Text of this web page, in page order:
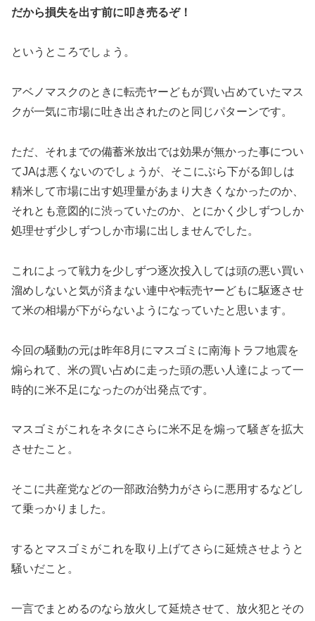
だから損失を出す前に叩き売るぞ！
というところでしょう。
アベノマスクのときに転売ヤーどもが買い占めていたマス
クが一気に市場に吐き出されたのと同じパターンです。
ただ、それまでの備蓄米放出では効果が無かった事につい
てJAは悪くないのでしょうが、そこにぶら下がる卸しは
精米して市場に出す処理量があまり大きくなかったのか、
それとも意図的に渋っていたのか、とにかく少しずつしか
処理せず少しずつしか市場に出しませんでした。
これによって戦力を少しずつ逐次投入しては頭の悪い買い
溜めしないと気が済まない連中や転売ヤーどもに駆逐させ
て米の相場が下がらないようになっていたと思います。
今回の騒動の元は昨年8月にマスゴミに南海トラフ地震を
煽られて、米の買い占めに走った頭の悪い人達によって一
時的に米不足になったのが出発点です。
マスゴミがこれをネタにさらに米不足を煽って騒ぎを拡大
させたこと。
そこに共産党などの一部政治勢力がさらに悪用するなどし
て乗っかりました。
するとマスゴミがこれを取り上げてさらに延焼させようと
騒いだこと。
一言でまとめるのなら放火して延焼させて、放火犯とその